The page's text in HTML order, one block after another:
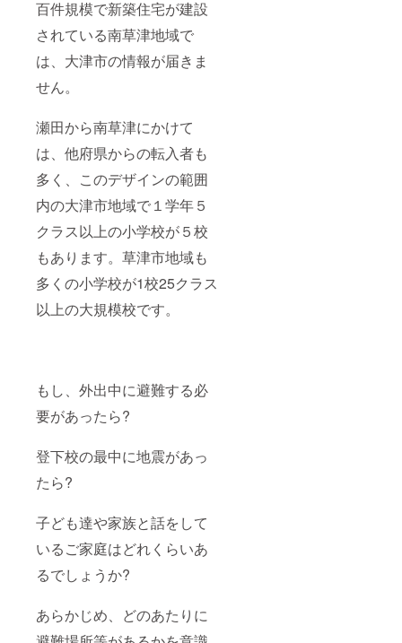
百件規模で新築住宅が建設
されている南草津地域で
は、大津市の情報が届きま
せん。
瀬田から南草津にかけて
は、他府県からの転入者も
多く、このデザインの範囲
内の大津市地域で１学年５
クラス以上の小学校が５校
もあります。草津市地域も
多くの小学校が1校25クラス
以上の大規模校です。
もし、外出中に避難する必
要があったら?
登下校の最中に地震があっ
たら?
子ども達や家族と話をして
いるご家庭はどれくらいあ
るでしょうか?
あらかじめ、どのあたりに